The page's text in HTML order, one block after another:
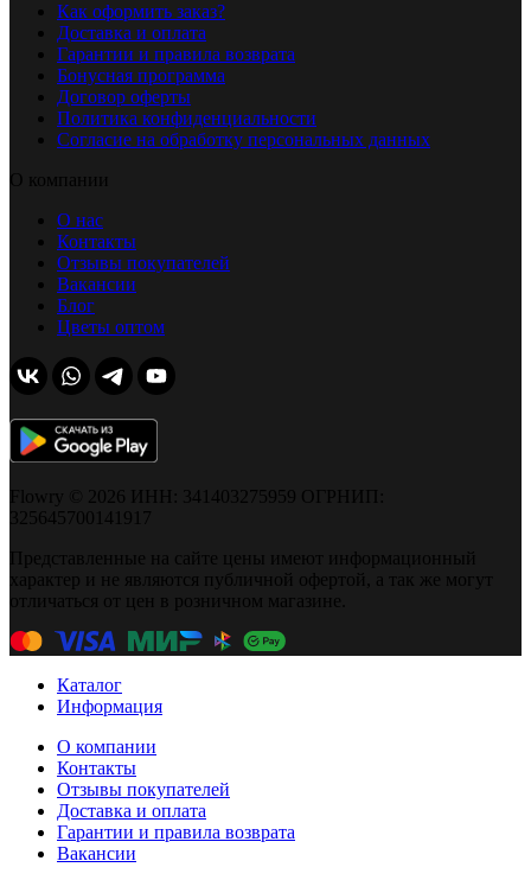
Как оформить заказ?
Доставка и оплата
Гарантии и правила возврата
Бонусная программа
Договор оферты
Политика конфиденциальности
Согласие на обработку персональных данных
О компании
О нас
Контакты
Отзывы покупателей
Вакансии
Блог
Цветы оптом
Flowry © 2026 ИНН: 341403275959 ОГРНИП:
325645700141917
Представленные на сайте цены имеют информационный
характер и не являются публичной офертой, а так же могут
отличаться от цен в розничном магазине.
Каталог
Информация
О компании
Контакты
Отзывы покупателей
Доставка и оплата
Гарантии и правила возврата
Вакансии